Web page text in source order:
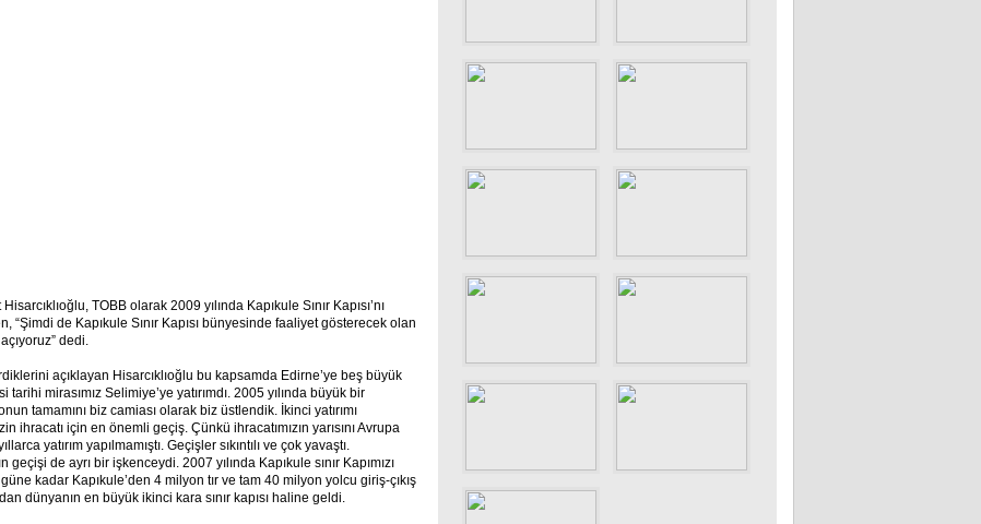
TOBB olarak 2009 yılında Kapıkule Sınır Kapısı’nı
“Şimdi de Kapıkule Sınır Kapısı bünyesinde faaliyet gösterecek olan
dedi.
açıklayan Hisarcıklıoğlu bu kapsamda Edirne’ye beş büyük
tarihi mirasımız Selimiye’ye yatırımdı. 2005 yılında büyük bir
tamamını biz camiası olarak biz üstlendik. İkinci yatırımı
ihracatı için en önemli geçiş. Çünkü ihracatımızın yarısını Avrupa
yatırım yapılmamıştı. Geçişler sıkıntılı ve çok yavaştı.
de ayrı bir işkenceydi. 2007 yılında Kapıkule sınır Kapımızı
kadar Kapıkule’den 4 milyon tır ve tam 40 milyon yolcu giriş-çıkış
dünyanın en büyük ikinci kara sınır kapısı haline geldi.